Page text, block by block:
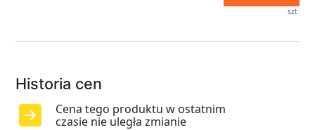
szt
Historia cen
Cena tego produktu w ostatnim
czasie nie uległa zmianie